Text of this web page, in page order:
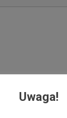
Uwaga!